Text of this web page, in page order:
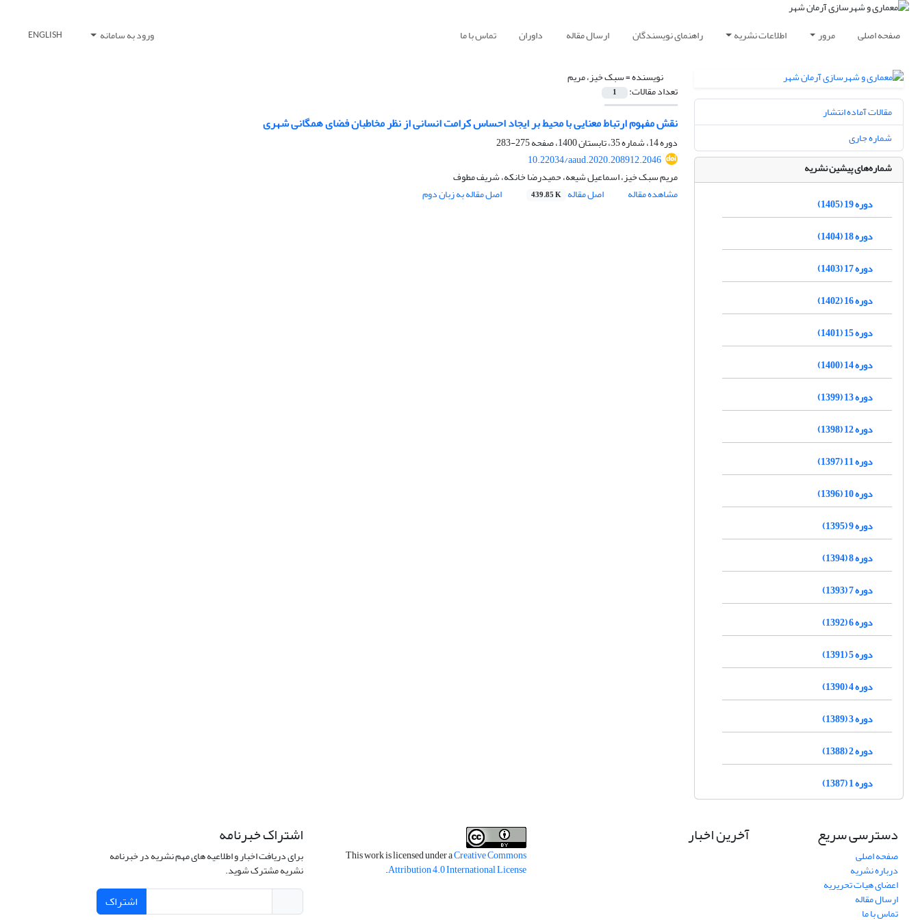
صفحه اصلی مرور اطلاعات نشریه راهنمای نویسندگان ارسال مقاله داوران تماس با ما ورود به سامانه ENGLISH
نویسنده =سبک خیز، مریم
تعداد مقالات: 1
نقش مفهوم ارتباط معنایی با محیط بر ایجاد احساس کرامت انسانی از نظر مخاطبان فضای همگانی شهری
دوره 14، شماره 35، تابستان 1400، صفحه
275-283
10.22034/aaud.2020.208912.2046
مریم سبک خیز، اسماعیل شیعه، حمیدرضا خانکه، شریف مطوف
مشاهده مقاله
اصل مقاله 439.85 K اصل مقاله به زبان دوم
مقالات آماده انتشار
شماره جاری
شماره‌های پیشین نشریه
دوره 19 (1405)
دوره 18 (1404)
دوره 17 (1403)
دوره 16 (1402)
دوره 15 (1401)
دوره 14 (1400)
دوره 13 (1399)
دوره 12 (1398)
دوره 11 (1397)
دوره 10 (1396)
دوره 9 (1395)
دوره 8 (1394)
دوره 7 (1393)
دوره 6 (1392)
دوره 5 (1391)
دوره 4 (1390)
دوره 3 (1389)
دوره 2 (1388)
دوره 1 (1387)
دسترسی سریع
صفحه اصلی
درباره نشریه
اعضای هیات تحریریه
ارسال مقاله
تماس با ما
آخرین اخبار
This work is licensed under aCreative Commons
Attribution 4.0 International License
.
اشتراک خبرنامه
برای دریافت اخبار و اطلاعیه های مهم نشریه در خبرنامه
نشریه مشترک شوید.
اشتراک